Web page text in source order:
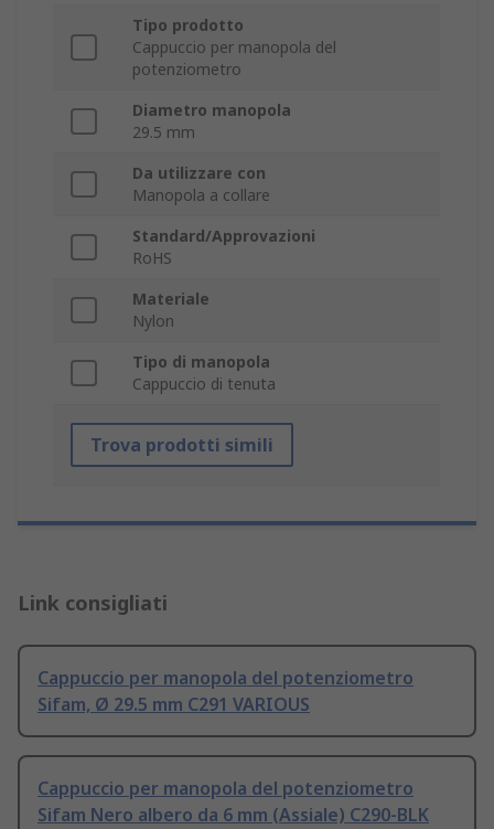
Tipo prodotto
Cappuccio per manopola del
potenziometro
Diametro manopola
29.5 mm
Da utilizzare con
Manopola a collare
Standard/Approvazioni
RoHS
Materiale
Nylon
Tipo di manopola
Cappuccio di tenuta
Trova prodotti simili
Link consigliati
Cappuccio per manopola del potenziometro
Sifam, Ø 29.5 mm C291 VARIOUS
Cappuccio per manopola del potenziometro
Sifam Nero albero da 6 mm (Assiale) C290-BLK